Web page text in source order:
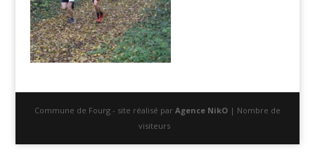
Commune de Fourg - site réalisé par Agence NikO| Nombre de
visiteurs